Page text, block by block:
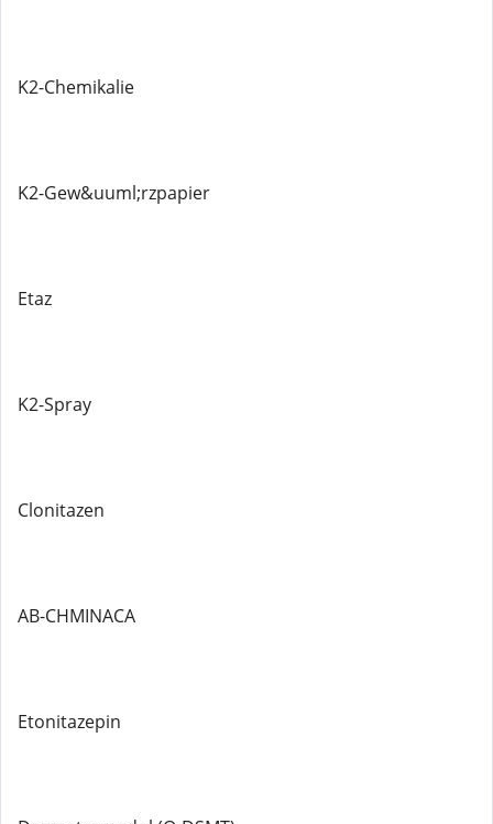
K2-Chemikalie
K2-Gew&uuml;rzpapier
Etaz
K2-Spray
Clonitazen
AB-CHMINACA
Etonitazepin